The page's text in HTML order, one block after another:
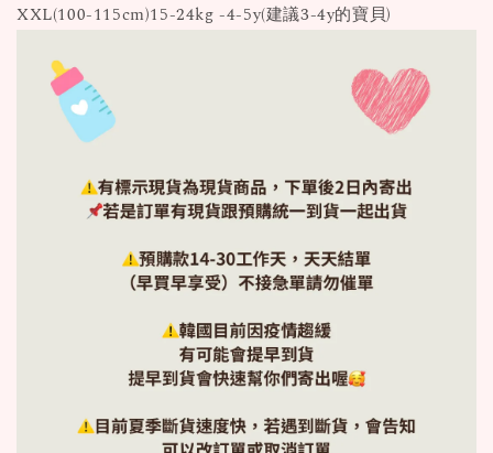
XXL(100-115cm)15-24kg -4-5y(建議3-4y的寶貝)